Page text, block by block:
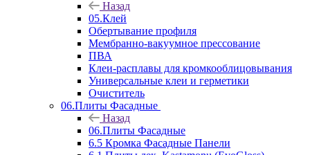
Назад
05.Клей
Обертывание профиля
Мембранно-вакуумное прессование
ПВА
Клеи-расплавы для кромкооблицовывания
Универсальные клеи и герметики
Очиститель
06.Плиты Фасадные
Назад
06.Плиты Фасадные
6.5 Кромка Фасадные Панели